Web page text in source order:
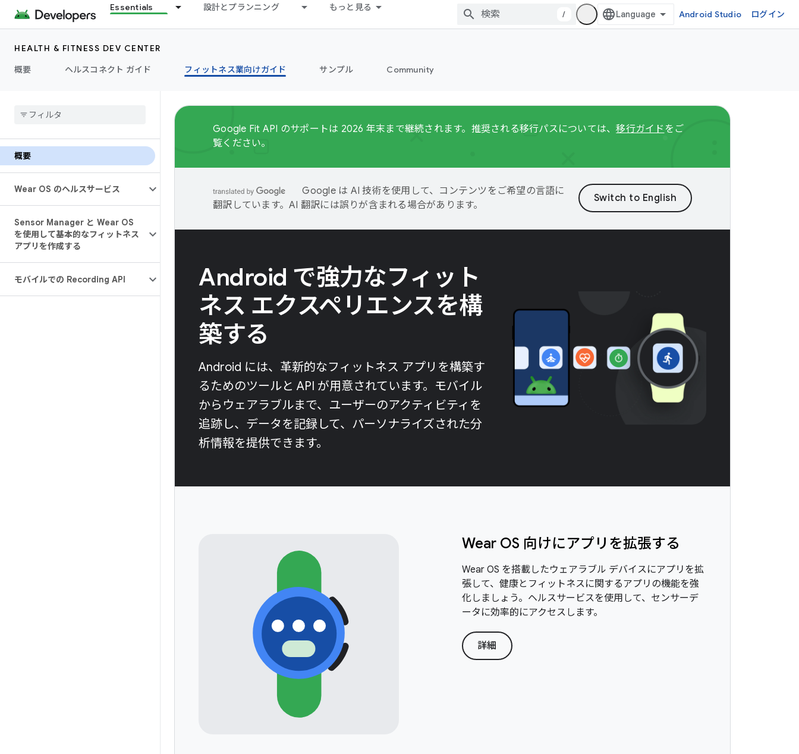
Essentials 設計とプランニング もっと見る
/ Android Studio ログイン
HEALTH & FITNESS DEV CENTER
概要
ヘルスコネクト ガイド フィットネス業向けガイド サンプル Community
概要
Wear OS のヘルスサービス
Sensor Manager と Wear OS
を使用して基本的なフィットネス
アプリを作成する
モバイルでの Recording API
Google Fit API のサポートは 2026 年末まで継続されます。推奨される移行パスについては、移行ガイド をご
覧ください。
Google は AI 技術を使用して、コンテンツをご希望の言語に
翻訳しています。AI 翻訳には誤りが含まれる場合があります。
Android で強力なフィット
ネス エクスペリエンスを構
築する
Android には、革新的なフィットネス アプリを構築す
るためのツールと API が用意されています。モバイル
からウェアラブルまで、ユーザーのアクティビティを
追跡し、データを記録して、パーソナライズされた分
析情報を提供できます。
Wear OS 向けにアプリを拡張する
Wear OS を搭載したウェアラブル デバイスにアプリを拡
張して、健康とフィットネスに関するアプリの機能を強
化しましょう。ヘルスサービスを使用して、センサーデ
ータに効率的にアクセスします。
詳細